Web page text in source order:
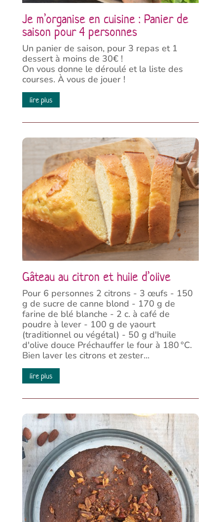
Je m’organise en cuisine : Panier de
saison pour 4 personnes
Un panier de saison, pour 3 repas et 1
dessert à moins de 30€ !
On vous donne le déroulé et la liste des
courses. À vous de jouer !
lire plus
Gâteau au citron et huile d’olive
Pour 6 personnes 2 citrons - 3 œufs - 150
g de sucre de canne blond - 170 g de
farine de blé blanche - 2 c. à café de
poudre à lever - 100 g de yaourt
(traditionnel ou végétal) - 50 g d'huile
d'olive douce Préchauffer le four à 180 °C.
Bien laver les citrons et zester...
lire plus